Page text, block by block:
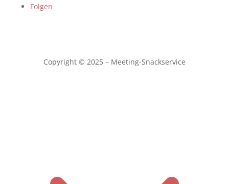
Folgen
Copyright © 2025 – Meeting-Snackservice